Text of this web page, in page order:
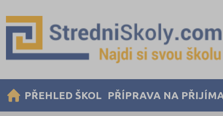
PŘEHLED ŠKOL PŘÍPRAVA NA